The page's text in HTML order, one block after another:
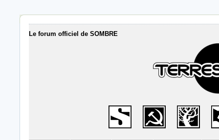
Le forum officiel de SOMBRE